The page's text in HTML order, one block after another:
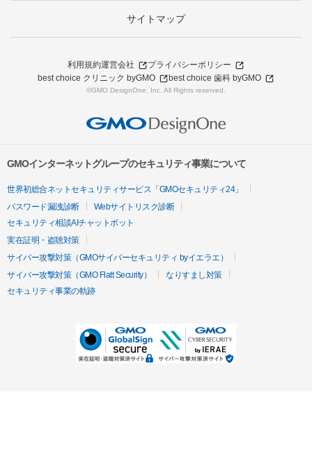
サイトマップ
利用規約運営会社
プライバシーポリシー
best choice クリニック byGMO
best choice 歯科 byGMO
©GMO DesignOne, Inc. All Rights reserved.
GMOインターネットグループのセキュリティ事業について
世界初総合ネットセキュリティサービス「GMOセキュリティ24」
パスワード漏洩診断
Webサイトリスク診断
セキュリティ相談AIチャットボット
実在証明・盗聴対策
サイバー攻撃対策（GMOサイバーセキュリティ byイエラエ）
サイバー攻撃対策（GMO Flatt Security）
なりすまし対策
セキュリティ事業の軌跡